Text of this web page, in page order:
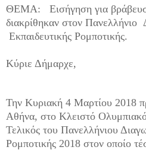
ΘΕΜΑ: Εισήγηση για
διακρίθηκαν στον Πανελλήνιο
Εκπαιδευτικής Ρομποτικής.
Κύριε Δήμαρχε,
Την Κυριακή 4 Μαρτίου 2018
Αθήνα, στο Κλειστό
Τελικός του Πανελλήνιου
Ρομποτικής 2018 στον οποίο